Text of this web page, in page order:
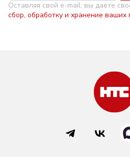
Оставляя свой e-mail, вы даете
сбор, обработку и хранение